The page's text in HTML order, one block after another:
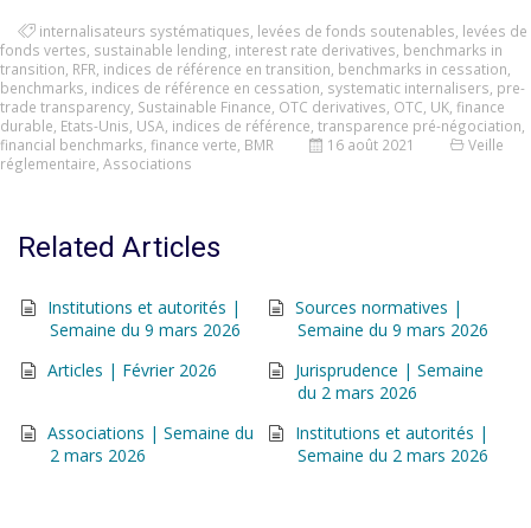
internalisateurs systématiques levées de fonds soutenables levées de
fonds vertes sustainable lending interest rate derivatives benchmarks in
transition RFR indices de référence en transition benchmarks in cessation
benchmarks indices de référence en cessation systematic internalisers pre-
trade transparency Sustainable Finance OTC derivatives OTC UK finance
durable Etats-Unis USA indices de référence transparence pré-négociation
financial benchmarks finance verte BMR 16 août 2021
Veille
réglementaire Associations
Related Articles
Institutions et autorités |
Semaine du 9 mars 2026
Sources normatives |
Semaine du 9 mars 2026
Articles | Février 2026
Jurisprudence | Semaine
du 2 mars 2026
Associations | Semaine du
2 mars 2026
Institutions et autorités |
Semaine du 2 mars 2026